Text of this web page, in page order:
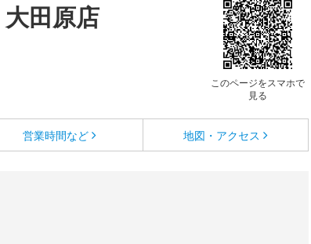
田原店
このページをスマホで
見る
営業時間など 地図・アクセス